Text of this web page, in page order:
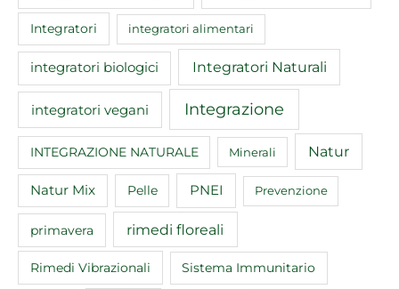
Integratori integratori alimentari
integratori biologici Integratori Naturali
integratori vegani Integrazione
INTEGRAZIONE NATURALE Minerali Natur
Natur Mix Pelle PNEI Prevenzione
primavera rimedi floreali
Rimedi Vibrazionali Sistema Immunitario